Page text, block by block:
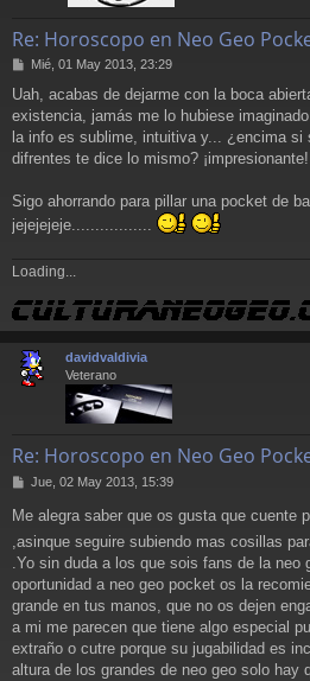
Re: Horoscopo en Neo Geo
M
n
s
a
j
Mié, 01 May 2013, 23:29
Uah, acabas de dejarme con la boca
existencia, jamás me lo hubiese
la info es sublime, intuitiva y... ¿encima si
difrentes te dice lo mismo? ¡impresionante!
Sigo ahorrando para pillar una pocket de
jejejejeje.................
Loading...
davidvaldivia
Veterano
Re: Horoscopo en Neo Geo
M
n
a
j
e
Jue, 02 May 2013, 15:39
Me alegra saber que os gusta que cuente
,asinque seguire subiendo mas cosillas
.Yo sin duda a los que sois fans de la neo
oportunidad a neo geo pocket os la
grande en tus manos, que no os dejen
a mi me parecen que tiene algo especial
extraño o cutre porque su jugabilidad es
altura de los grandes de neo geo solo